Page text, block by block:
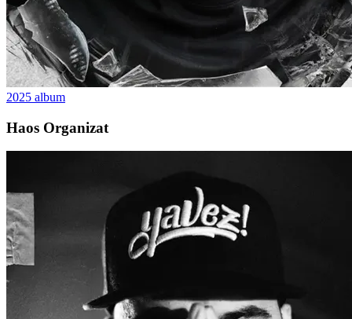
2025 album
Haos Organizat